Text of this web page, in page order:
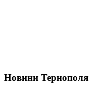
Новини Тернополя